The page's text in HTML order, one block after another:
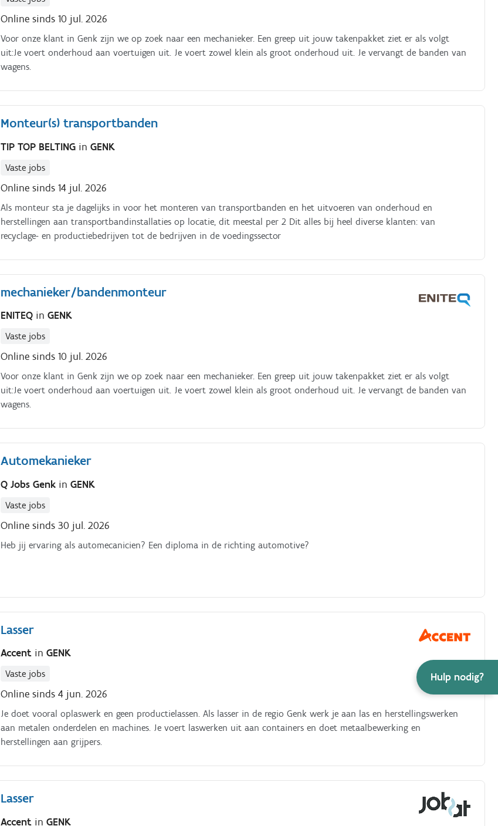
Hulp nodig?
Online sinds 10 jul. 2026
Voor onze klant in Genk zijn we op zoek naar een mechanieker. Een greep uit jouw takenpakket ziet er als volgt
uit:Je voert onderhoud aan voertuigen uit. Je voert zowel klein als groot onderhoud uit. Je vervangt de banden van
wagens.
Monteur(s) transportbanden
TIP TOP BELTING inGENK
Vaste jobs
Online sinds 14 jul. 2026
Als monteur sta je dagelijks in voor het monteren van transportbanden en het uitvoeren van onderhoud en
herstellingen aan transportbandinstallaties op locatie, dit meestal per 2 Dit alles bij heel diverse klanten: van
recyclage- en productiebedrijven tot de bedrijven in de voedingssector
mechanieker/bandenmonteur
ENITEQ inGENK
Vaste jobs
Online sinds 10 jul. 2026
Voor onze klant in Genk zijn we op zoek naar een mechanieker. Een greep uit jouw takenpakket ziet er als volgt
uit:Je voert onderhoud aan voertuigen uit. Je voert zowel klein als groot onderhoud uit. Je vervangt de banden van
wagens.
Automekanieker
Q Jobs Genk inGENK
Vaste jobs
Online sinds 30 jul. 2026
Heb jij ervaring als automecanicien? Een diploma in de richting automotive?
Lasser
Accent inGENK
Vaste jobs
Online sinds 4 jun. 2026
Je doet vooral oplaswerk en geen productielassen. Als lasser in de regio Genk werk je aan las en herstellingswerken
aan metalen onderdelen en machines. Je voert laswerken uit aan containers en doet metaalbewerking en
herstellingen aan grijpers.
Lasser
Accent inGENK